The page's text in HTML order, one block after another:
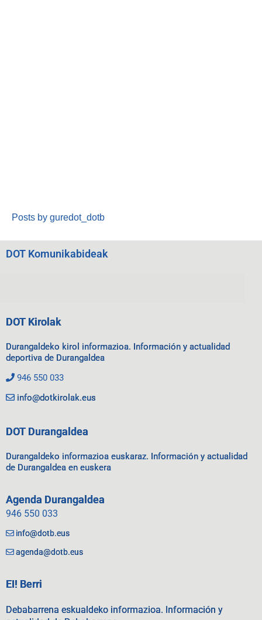
Posts by guredot_dotb
DOT Komunikabideak
DOT Kirolak
Durangaldeko kirol informazioa. Información y actualidad
deportiva de Durangaldea
946 550 033
info@dotkirolak.eus
DOT Durangaldea
Durangaldeko informazioa euskaraz. Información y actualidad
de Durangaldea en euskera
Agenda Durangaldea
946 550 033
info@dotb.eus
agenda@dotb.eus
EI! Berri
Debabarrena eskualdeko informazioa. Información y